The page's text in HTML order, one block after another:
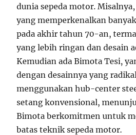
dunia sepeda motor.
yang memperkenalkan
pada akhir tahun 70-an,
yang lebih ringan dan desain
Kemudian ada Bimota Tesi,
dengan desainnya yang
menggunakan hub-center
setang konvensional,
Bimota berkomitmen untuk
batas teknik sepeda motor.